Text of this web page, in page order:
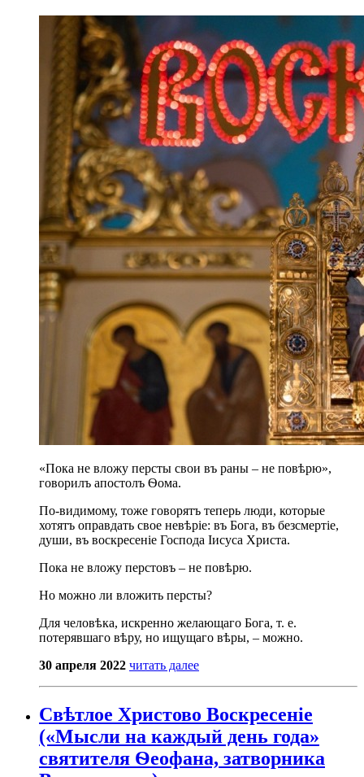
«Пока не вложу персты свои въ раны – не повѣрю»,
говорилъ апостолъ Ѳома.
По-видимому, тοже говорятъ теперь люди, которые
хотятъ оправдать свое невѣріе: въ Бога, въ безсмертіе,
души, въ воскресеніе Господа Iисуса Христа.
Пока не вложу перстовъ – не повѣрю.
Но можно ли вложить персты?
Для человѣка, искренно желающаго Бога, т. е.
потерявшаго вѣру, но ищущаго вѣры, – можно.
30 апреля 2022 читать далее
Свѣтлое Христово Воскресеніе
(«Мысли на каждый день года»
святителя Ѳеофана, затворника